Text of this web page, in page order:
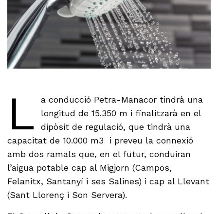
L
a conducció Petra-Manacor tindrà una
longitud de 15.350 m i finalitzarà en el
dipòsit de regulació, que tindrà una
capacitat de 10.000 m3 i preveu la connexió
amb dos ramals que, en el futur, conduiran
l’aigua potable cap al Migjorn (Campos,
Felanitx, Santanyí i ses Salines) i cap al Llevant
(Sant Llorenç i Son Servera).